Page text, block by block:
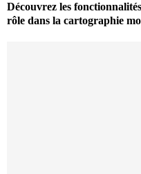
Découvrez les
rôle dans la cartographie